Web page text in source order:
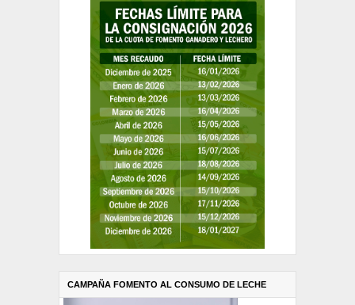
CAMPAÑA FOMENTO AL CONSUMO DE LECHE